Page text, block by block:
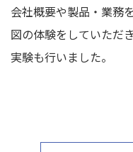
会社概要や製品・業務
図の体験をしていただ
実験も行いました。